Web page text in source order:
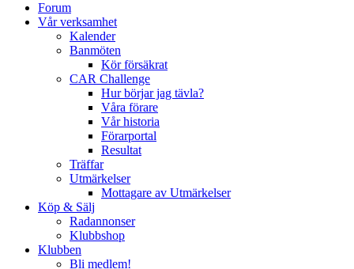
Forum
Vår verksamhet
Kalender
Banmöten
Kör försäkrat
CAR Challenge
Hur börjar jag tävla?
Våra förare
Vår historia
Förarportal
Resultat
Träffar
Utmärkelser
Mottagare av Utmärkelser
Köp & Sälj
Radannonser
Klubbshop
Klubben
Bli medlem!